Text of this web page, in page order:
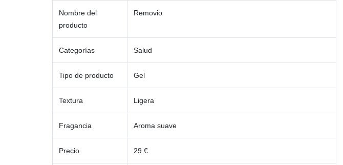
Nombre del
producto
Removio
Categorías Salud
Tipo de producto Gel
Textura Ligera
Fragancia Aroma suave
Precio 29 €